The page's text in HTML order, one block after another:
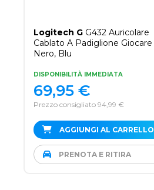
Logitech G G432 Auricolare
Cablato A Padiglione Giocare
Nero, Blu
DISPONIBILITÀ IMMEDIATA
Prezzo consigliato 94,99 €
69,95 €
AGGIUNGI AL CARRELLO
PRENOTA E RITIRA